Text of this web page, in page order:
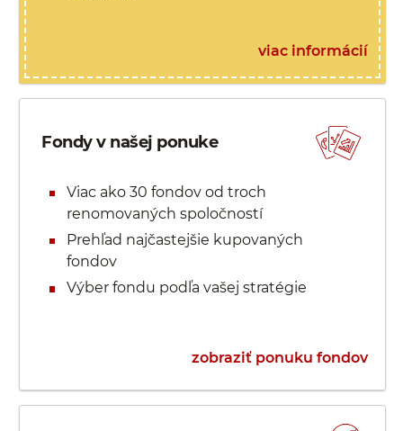
viac informácií
Fondy v našej ponuke
Viac ako 30 fondov od troch
renomovaných spoločností
Prehľad najčastejšie kupovaných
fondov
Výber fondu podľa vašej stratégie
zobraziť ponuku fondov